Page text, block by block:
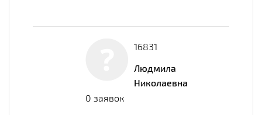
16831
Людмила
Николаевна
0 заявок